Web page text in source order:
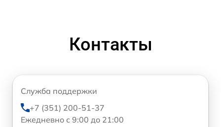
Контакты
Служба поддержки
+7 (351) 200-51-37
Ежедневно с 9:00 до 21:00